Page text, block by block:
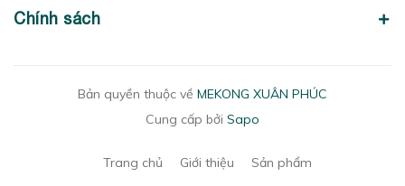
Chính sách
Bản quyền thuộc về MEKONG XUÂN PHÚC
Cung cấp bởi Sapo
Trang chủ Giới thiệu Sản phẩm